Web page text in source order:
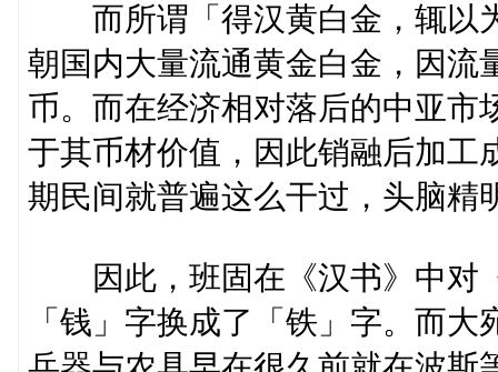
而所谓「得汉黄白金，辄以
朝国内大量流通黄金白金，因流
币。而在经济相对落后的中亚市
于其币材价值，因此销融后加工
期民间就普遍这么干过，头脑精
因此，班固在《汉书》中对
「钱」字换成了「铁」字。而